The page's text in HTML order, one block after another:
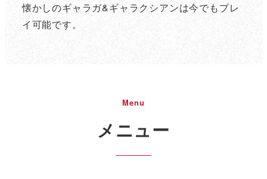
懐かしのギャラガ&ギャラクシアンは今でもプレ
イ可能です。
Menu
メニュー